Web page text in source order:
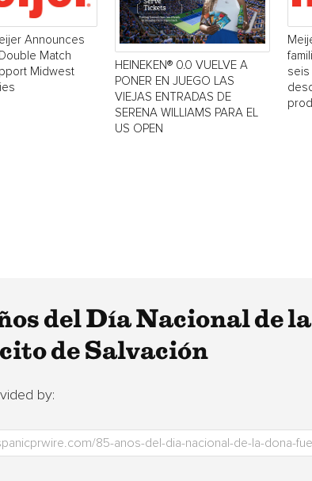
Announces
Match
Midwest
HEINEKEN® 0.0 VUELVE A
PONER EN JUEGO LAS
VIEJAS ENTRADAS DE
SERENA WILLIAMS PARA EL
US OPEN
seis
del Día Nacional de
de Salvación
by: